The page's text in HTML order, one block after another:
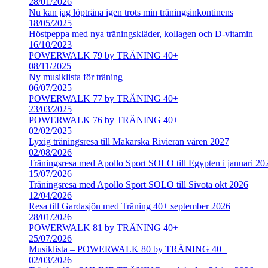
Nu kan jag löpträna igen trots min träningsinkontinens
18/05/2025
Höstpeppa med nya träningskläder, kollagen och D-vitamin
16/10/2023
POWERWALK 79 by TRÄNING 40+
08/11/2025
Ny musiklista för träning
06/07/2025
POWERWALK 77 by TRÄNING 40+
23/03/2025
POWERWALK 76 by TRÄNING 40+
02/02/2025
Lyxig träningsresa till Makarska Rivieran våren 2027
02/08/2026
Träningsresa med Apollo Sport SOLO till Egypten i januari
15/07/2026
Träningsresa med Apollo Sport SOLO till Sivota okt 2026
12/04/2026
Resa till Gardasjön med Träning 40+ september 2026
28/01/2026
POWERWALK 81 by TRÄNING 40+
25/07/2026
Musiklista – POWERWALK 80 by TRÄNING 40+
02/03/2026